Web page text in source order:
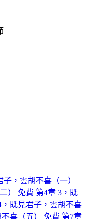
子，雲胡不喜（一）
） 免費 第4章 3，既
，既見君子，雲胡不喜
喜（五） 免費 第7章